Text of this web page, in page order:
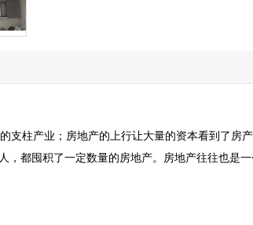
柱产业；房地产的上行让大量的资本看到了房
，都囤积了一定数量的房地产。房地产往往也是